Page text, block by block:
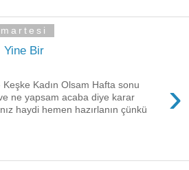
Yine Bir
›
Kadın Olsam Hafta sonu
ne yapsam acaba diye karar
haydi hemen hazırlanın çünkü